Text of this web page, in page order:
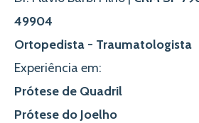
49904
Ortopedista - Traumatologista
Experiência em:
Prótese de Quadril
Prótese do Joelho